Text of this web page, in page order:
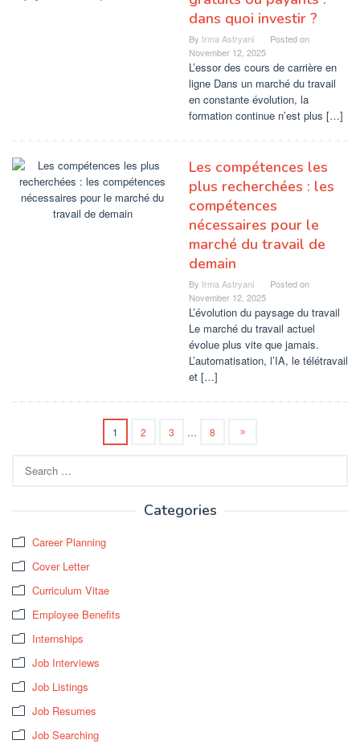
dans quoi investir ?
By Irma Astryani
Posted on
November 12, 2025
L’essor des cours de carrière en
ligne Dans un marché du travail
en constante évolution, la
formation continue n’est plus […]
Les compétences les
plus recherchées : les
compétences
nécessaires pour le
marché du travail de
demain
By Irma Astryani
Posted on
November 12, 2025
L’évolution du paysage du travail
Le marché du travail actuel
évolue plus vite que jamais.
L’automatisation, l’IA, le télétravail
et […]
1 2 3 … 8
for:
Categories
Career Planning
Cover Letter
Curriculum Vitae
Employee Benefits
Internships
Job Interviews
Job Listings
Job Resumes
Job Searching